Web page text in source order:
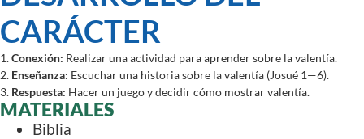
CARÁCTER
1.Conexión: Realizar una actividad para aprender sobre la valentía.
2. Enseñanza: Escuchar una historia sobre la valentía (Josué 1—6).
3. Respuesta: Hacer un juego y decidir cómo mostrar valentía.
MATERIALES
Biblia